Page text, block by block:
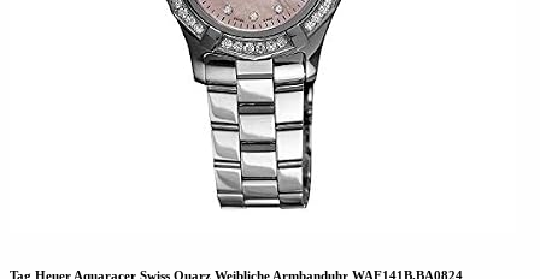
Tag Heuer Aquaracer Swiss Quarz Weibliche Armbanduhr WAF141B.BA0824